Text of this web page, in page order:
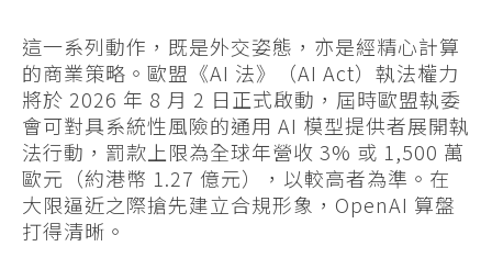
這一系列動作，既是外交姿態，亦是經精心計算
的商業策略。歐盟《AI 法》（AI Act）執法權力
將於 2026 年 8 月 2 日正式啟動，屆時歐盟執委
會可對具系統性風險的通用 AI 模型提供者展開執
法行動，罰款上限為全球年營收 3% 或 1,500 萬
歐元（約港幣 1.27 億元），以較高者為準。在
大限逼近之際搶先建立合規形象，OpenAI 算盤
打得清晰。